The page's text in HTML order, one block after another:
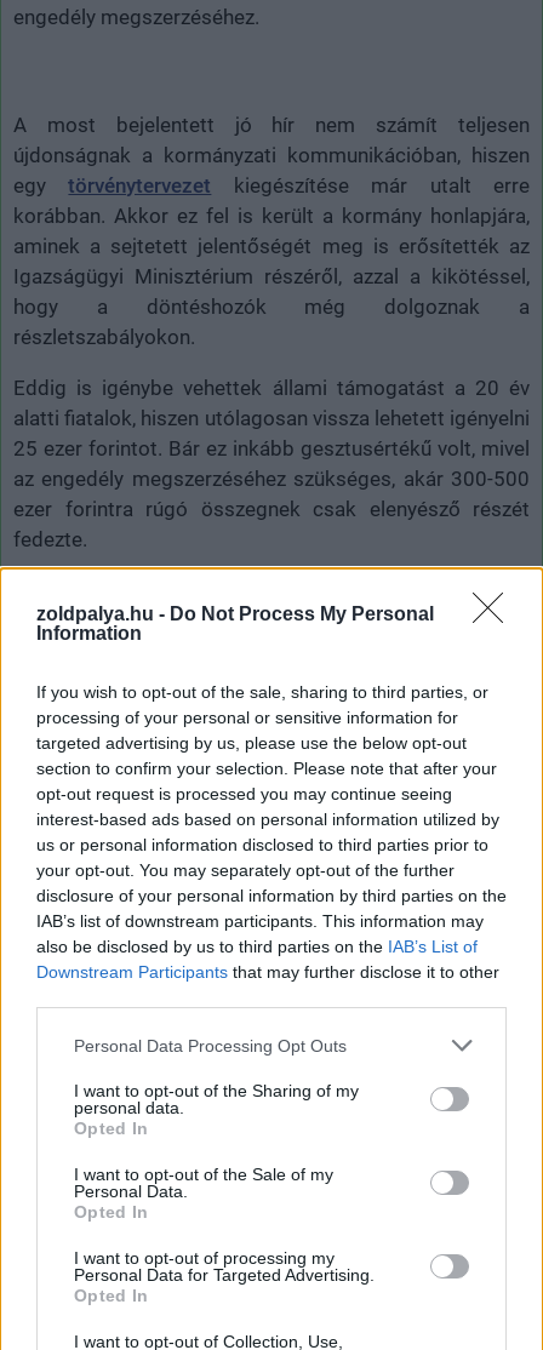
zoldpalya.hu - Do Not Process My Personal
Information
If you wish to opt-out of the sale, sharing to third parties, or
processing of your personal or sensitive information for
targeted advertising by us, please use the below opt-out
section to confirm your selection. Please note that after your
opt-out request is processed you may continue seeing
interest-based ads based on personal information utilized by
us or personal information disclosed to third parties prior to
your opt-out. You may separately opt-out of the further
disclosure of your personal information by third parties on the
IAB’s list of downstream participants. This information may
also be disclosed by us to third parties on the IAB’s List of
Downstream Participants that may further disclose it to other
Please note that this website/app uses one or more Google
not limited to your visit or usage behaviour. You may click to
grant or deny consent to Google and its third-party tags to
use your data for below specified purposes in below Google
consent section.
Personal Data Processing Opt Outs
I want to opt-out of the Sharing of my
personal data.
Opted In
I want to opt-out of the Sale of my
Personal Data.
Opted In
I want to opt-out of processing my
Personal Data for Targeted Advertising.
Opted In
I want to opt-out of Collection, Use,
engedély megszerzéséhez.
A most bejelentett jó hír nem számít teljesen
újdonságnak a kormányzati kommunikációban, hiszen
egytörvénytervezet kiegészítése már utalt erre
korábban. Akkor ez fel is került a kormány honlapjára,
aminek a sejtetett jelentőségét meg is erősítették az
Igazságügyi Minisztérium részéről, azzal a kikötéssel,
hogy a döntéshozók még dolgoznak a
részletszabályokon.
Eddig is igénybe vehettek állami támogatást a 20 év
alatti fiatalok, hiszen utólagosan vissza lehetett igényelni
25 ezer forintot. Bár ez inkább gesztusértékű volt, mivel
az engedély megszerzéséhez szükséges, akár 300-500
ezer forintra rúgó összegnek csak elenyésző részét
fedezte.
Valószínűleg ez is az egyik kiváltó oka volt annak a
csökkenő tendenciának, amit az elmúlt években lehetett
nyilvántartott adatok szerint a tavalyi évre 30-40
százalékkal visszaesett a vezetést tanulni szándékozók
száma.
Korábban már felreppent a hír arról, hogy március 1-jétől
ingyenes sofőrtanfolyammal honorálja a kormány
azokat, akik vállalják, hogy a papír megszerzése után az
erőforrás-hiánnyal küzdő szállítmányozási ágazatban
helyezkednek el. A kormány aFacebook oldalán
meghirdette, hogy teherautóra, kamionra és buszra is
szerezhetnek vezetői engedélyt a programban azok, akik
megfelelnek a feltételeknek
#jogosítvány
#igazságügyi